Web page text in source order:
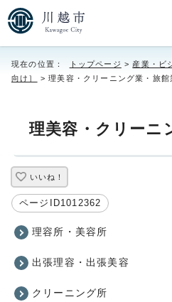
現在の位置： トップページ > 産業・ビ
向け］
> 理美容・クリーニング業・旅館
理美容・クリーニ
いいね！
ページID1012362
理容所・美容所
出張理容・出張美容
クリーニング所